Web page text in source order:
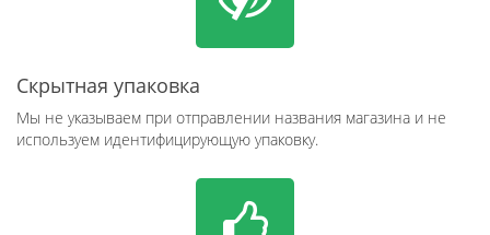
Скрытная упаковка
Мы не указываем при отправлении названия магазина и не
используем идентифицирующую упаковку.